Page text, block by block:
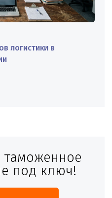
логистики в
таможенное
под ключ!